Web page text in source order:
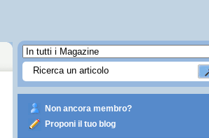
Non ancora membro?
Proponi il tuo blog